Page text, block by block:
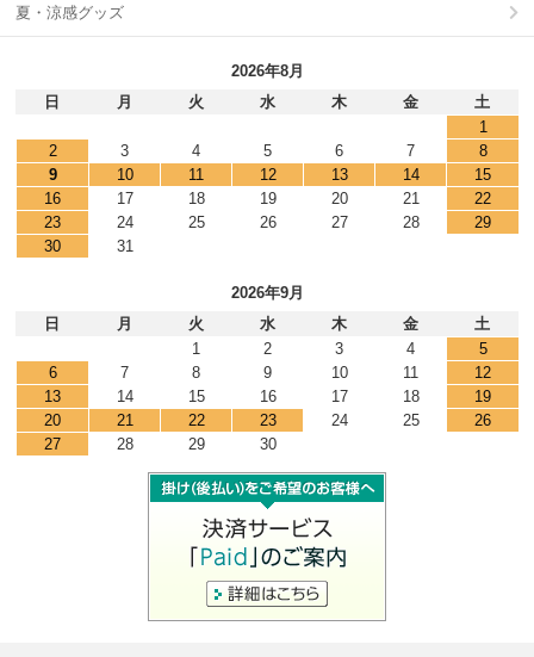
夏・涼感グッズ
2026年8月
日
月 火 水 木 金
土
1
2
3 4 5 6 7
8
9
10 11 12 13 14
15
16
17 18 19 20 21
22
23
24 25 26 27 28
29
30
31
2026年9月
日
月 火 水 木 金
土
1
2 3 4
5
6
7 8 9 10 11
12
13
14 15 16 17 18
19
20
21 22 23 24 25
26
27
28 29 30